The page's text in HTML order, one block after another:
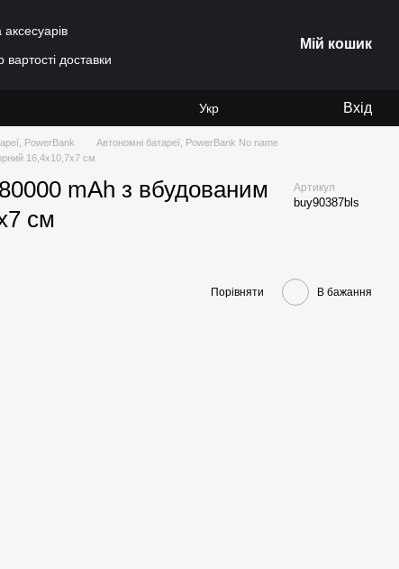
вартості доставки
Мій кошик
Укр Вхід
PowerBank
Автономні батареї, PowerBank No name
16,4x10,7x7 см
mAh з вбудованим
см
Артикул
buy90387bls
Порівняти В бажання